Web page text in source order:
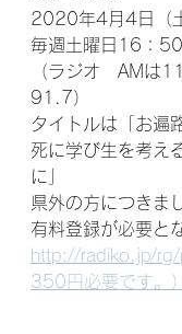
2020年4月4日（
毎週土曜日16：
（ラジオ　AMは
91.7）
タイトルは「お遍
死に学び生を考え
に」
県外の方につきま
有料登録が必要と
http://radiko.jp/rg/
350円必要です。）